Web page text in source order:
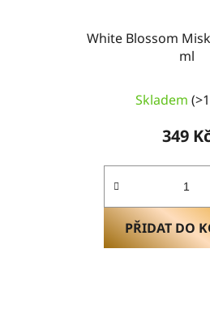
White Blossom
ml
Skladem
349
PŘIDAT DO